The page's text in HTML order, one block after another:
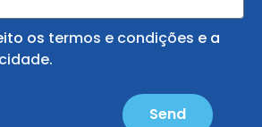
os termos e condições e a
.
Send